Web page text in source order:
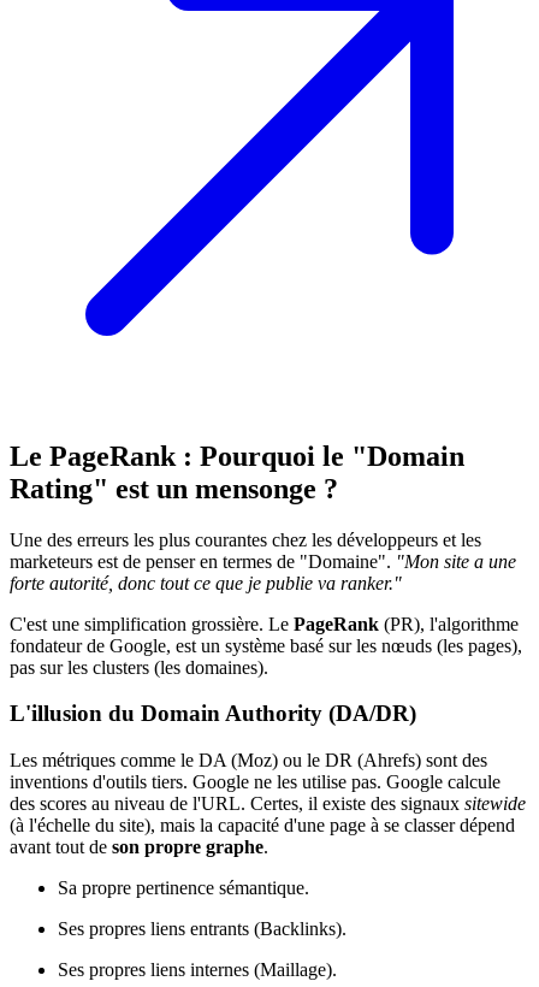
Le PageRank : Pourquoi le "Domain
Rating" est un mensonge ?
Une des erreurs les plus courantes chez les développeurs et les
marketeurs est de penser en termes de "Domaine". "Mon site a une
forte autorité, donc tout ce que je publie va ranker."
C'est une simplification grossière. Le PageRank (PR), l'algorithme
fondateur de Google, est un système basé sur les nœuds (les pages),
pas sur les clusters (les domaines).
L'illusion du Domain Authority (DA/DR)
Les métriques comme le DA (Moz) ou le DR (Ahrefs) sont des
inventions d'outils tiers. Google ne les utilise pas. Google calcule
des scores au niveau de l'URL. Certes, il existe des signaux sitewide
(à l'échelle du site), mais la capacité d'une page à se classer dépend
avant tout de son propre graphe.
Sa propre pertinence sémantique.
Ses propres liens entrants (Backlinks).
Ses propres liens internes (Maillage).